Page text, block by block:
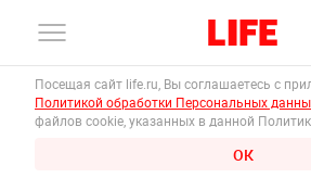
Посещая сайт life.ru, Вы соглашаетесь с
Политикой обработки Персональных
файлов cookie, указанных в данной
ОК